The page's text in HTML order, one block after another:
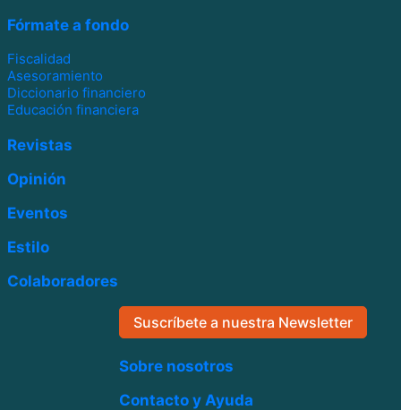
Fórmate a fondo
Fiscalidad
Asesoramiento
Diccionario financiero
Educación financiera
Revistas
Opinión
Eventos
Estilo
Colaboradores
Suscríbete a nuestra Newsletter
Sobre nosotros
Contacto y Ayuda